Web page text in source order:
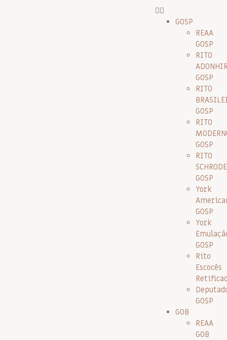
GOSP
REAA
GOSP
RITO
GOSP
RITO
GOSP
RITO
GOSP
RITO
GOSP
York
GOSP
York
GOSP
Rito
Escocês
GOSP
GOB
REAA
GOB